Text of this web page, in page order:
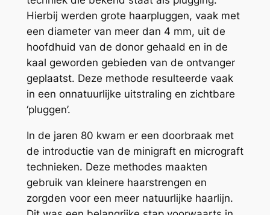
Hierbij werden grote haarpluggen, vaak met
een diameter van meer dan 4 mm, uit de
hoofdhuid van de donor gehaald en in de
kaal geworden gebieden van de ontvanger
geplaatst. Deze methode resulteerde vaak
in een onnatuurlijke uitstraling en zichtbare
‘pluggen’.
In de jaren 80 kwam er een doorbraak met
de introductie van de minigraft en micrograft
technieken. Deze methodes maakten
gebruik van kleinere haarstrengen en
zorgden voor een meer natuurlijke haarlijn.